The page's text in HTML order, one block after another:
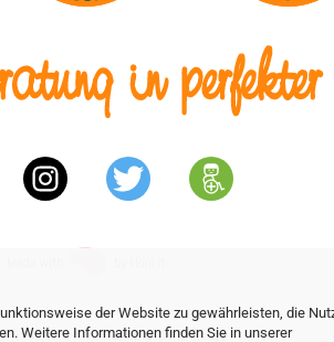
der Website zu gewährleisten, die
Weitere Informationen finden Sie in unserer
erstellen mit Gambio.de © 2026